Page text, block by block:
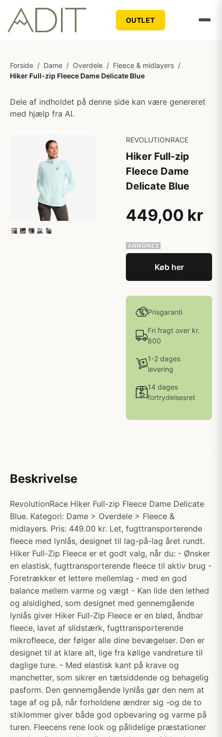
OUTLET
Forside / Dame / Overdele / Fleece & midlayers /
Hiker Full-zip Fleece Dame Delicate Blue
Dele af indholdet på denne side kan være genereret
med hjælp fra AI.
REVOLUTIONRACE
Hiker Full-zip
Fleece Dame
Delicate Blue
449,00 kr
Køb her
Prisgaranti
Fri fragt over kr.
800
1-2 dages
levering
14 dages
fortrydelsesret
Beskrivelse
RevolutionRace Hiker Full-zip Fleece Dame Delicate
Blue. Kategori: Dame > Overdele > Fleece &
midlayers. Pris: 449.00 kr. Let, fugttransporterende
fleece med lynlås, designet til lag-på-lag året rundt.
Hiker Full-Zip Fleece er et godt valg, når du: - Ønsker
en elastisk, fugttransporterende fleece til aktiv brug -
Foretrækker et lettere mellemlag - med en god
balance mellem varme og vægt - Kan lide den lethed
og alsidighed, som designet med gennemgående
lynlås giver Hiker Full-Zip Fleece er en blød, åndbar
fleece, lavet af slidstærk, fugttransporterende
mikrofleece, der følger alle dine bevægelser. Den er
designet til at klare alt, lige fra kølige vandreture til
daglige ture. - Med elastisk kant på krave og
manchetter, som sikrer en tætsiddende og behagelig
pasform. Den gennemgående lynlås gør den nem at
tage af og på, når forholdene ændrer sig -og de to
stiklommer giver både god opbevaring og varme på
turen. Fleecens rene look og pålidelige præstationer